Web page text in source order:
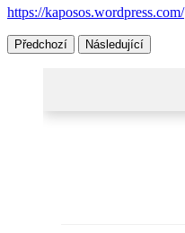
https://kaposos.wordpress.com/
Předchozí Následující